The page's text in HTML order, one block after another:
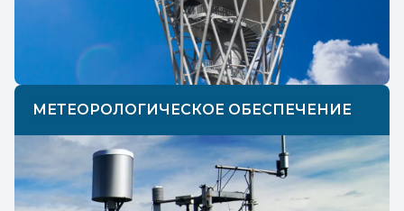
МЕТЕОРОЛОГИЧЕСКОЕ ОБЕСПЕЧЕНИЕ